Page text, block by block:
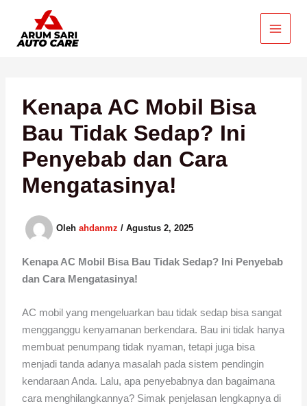
konten
Kenapa AC Mobil Bisa
Bau Tidak Sedap? Ini
Penyebab dan Cara
Mengatasinya!
Olehahdanmz/Agustus 2, 2025
Kenapa AC Mobil Bisa Bau Tidak Sedap? Ini Penyebab
dan Cara Mengatasinya!
AC mobil yang mengeluarkan bau tidak sedap bisa sangat
mengganggu kenyamanan berkendara. Bau ini tidak hanya
membuat penumpang tidak nyaman, tetapi juga bisa
menjadi tanda adanya masalah pada sistem pendingin
kendaraan Anda. Lalu, apa penyebabnya dan bagaimana
cara menghilangkannya? Simak penjelasan lengkapnya di